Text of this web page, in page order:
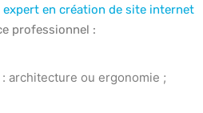
expert en création de site internet
professionnel :
architecture ou ergonomie ;